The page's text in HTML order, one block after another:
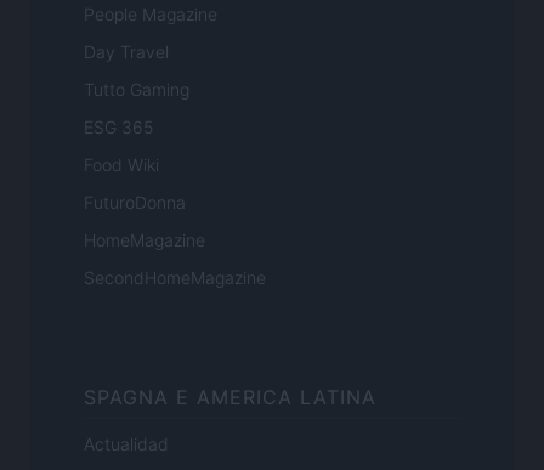
People Magazine
Day Travel
Tutto Gaming
ESG 365
Food Wiki
FuturoDonna
HomeMagazine
SecondHomeMagazine
SPAGNA E AMERICA LATINA
Actualidad